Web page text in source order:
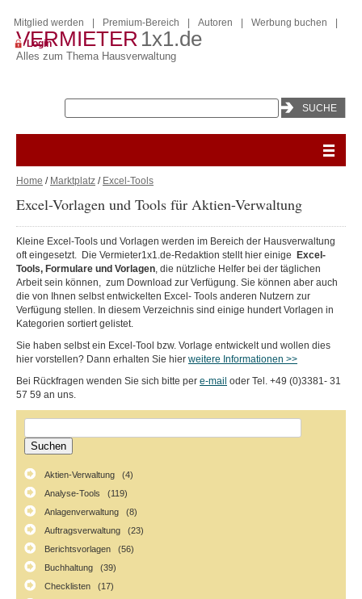
VERMIETER 1x1.de
Alles zum Thema Hausverwaltung
Mitglied werden Premium-Bereich Autoren Werbung buchen
Login
Home / Marktplatz / Excel-Tools
Excel-Vorlagen und Tools für Aktien-Verwaltung
Kleine Excel-Tools und Vorlagen werden im Bereich der Hausverwaltung
oft eingesetzt. Die Vermieter1x1.de-Redaktion stellt hier einige
Excel-
Tools, Formulare und Vorlagen, die nützliche Helfer bei der täglichen
Arbeit sein können, zum Download zur Verfügung. Sie können aber auch
die von Ihnen selbst entwickelten Excel- Tools anderen Nutzern zur
Verfügung stellen. In diesem Verzeichnis sind einige hundert Vorlagen in
Kategorien sortiert gelistet.
Sie haben selbst ein Excel-Tool bzw. Vorlage entwickelt und wollen dies
hier vorstellen? Dann erhalten Sie hier weitere Informationen >>
Bei Rückfragen wenden Sie sich bitte per e-mail oder Tel. +49 (0)3381- 31
57 59 an uns.
Aktien-Verwaltung (4)
Analyse-Tools (119)
Anlagenverwaltung (8)
Auftragsverwaltung (23)
Berichtsvorlagen (56)
Buchhaltung (39)
Checklisten (17)